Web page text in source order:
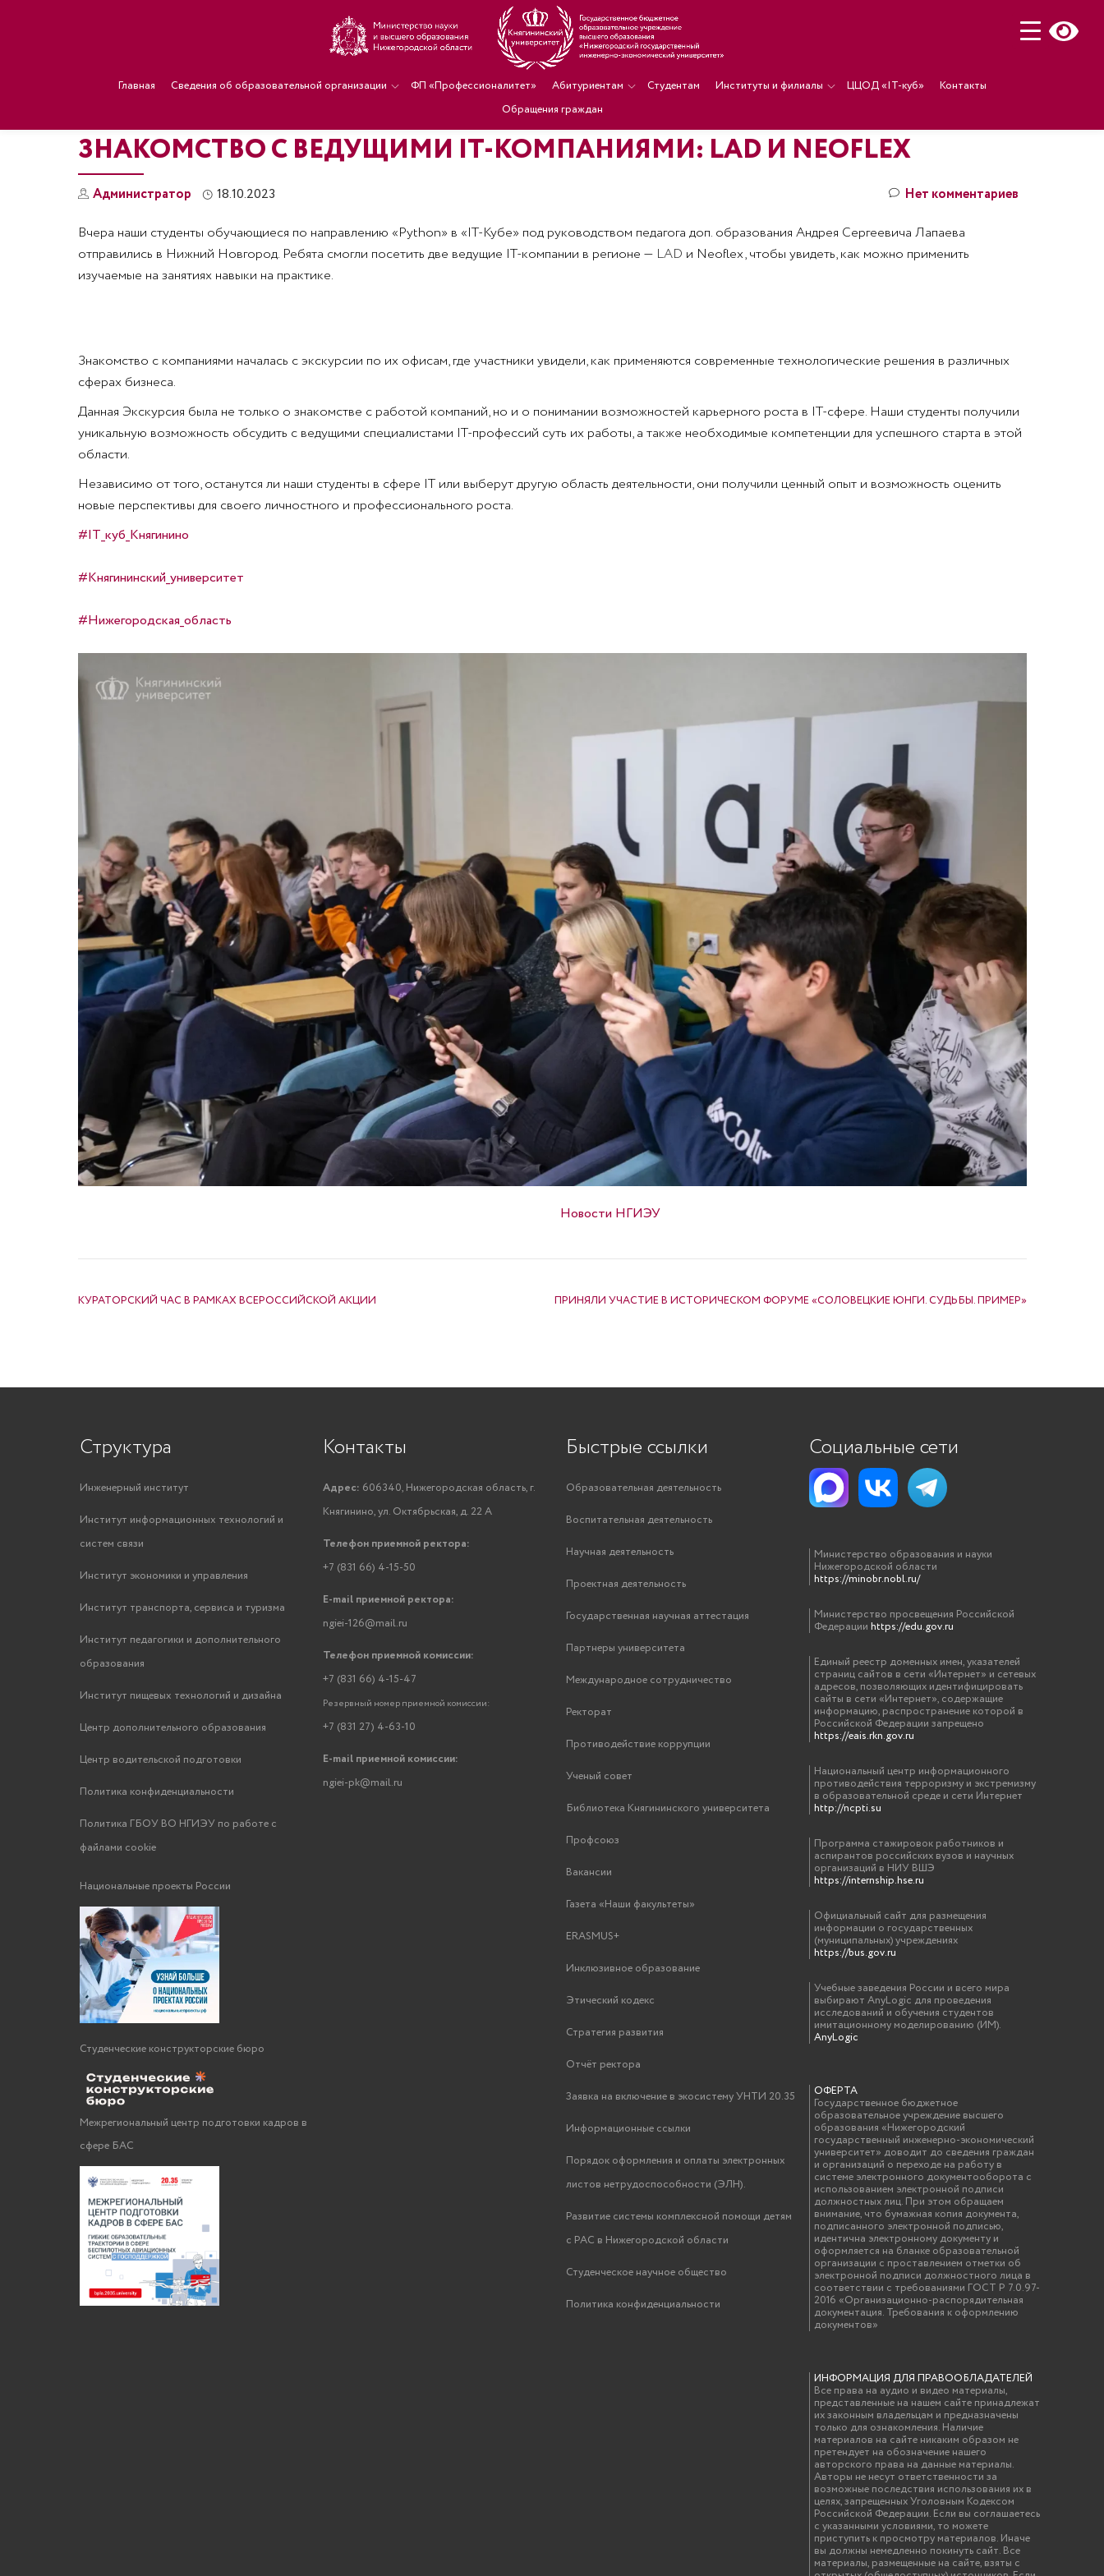
Главная Сведения об образовательной организации ФП «Профессионалитет» Абитуриентам Студентам Институты и филиалы ЦЦОД «IT-куб»
Контакты
Обращения граждан
ЗНАКОМСТВО С ВЕДУЩИМИ IT-КОМПАНИЯМИ: LAD И NEOFLEX
Администратор 18.10.2023 Нет комментариев
Вчера наши студенты обучающиеся по направлению «Python» в «IT-Кубе» под руководством педагога доп. образования Андрея Сергеевича Лапаева
отправились в Нижний Новгород. Ребята смогли посетить две ведущие IT-компании в регионе — LAD и Neoflex, чтобы увидеть, как можно применить
изучаемые на занятиях навыки на практике.
Знакомство с компаниями началась с экскурсии по их офисам, где участники увидели, как применяются современные технологические решения в различных
сферах бизнеса.
Данная Экскурсия была не только о знакомстве с работой компаний, но и о понимании возможностей карьерного роста в IT-сфере. Наши студенты получили
уникальную возможность обсудить с ведущими специалистами IT-профессий суть их работы, а также необходимые компетенции для успешного старта в этой
области.
Независимо от того, останутся ли наши студенты в сфере IT или выберут другую область деятельности, они получили ценный опыт и возможность оценить
новые перспективы для своего личностного и профессионального роста.
#IT_куб_Княгинино
#Княгининский_университет
#Нижегородская_область
Новости НГИЭУ
КУРАТОРСКИЙ ЧАС В РАМКАХ ВСЕРОССИЙСКОЙ АКЦИИ ПРИНЯЛИ УЧАСТИЕ В ИСТОРИЧЕСКОМ ФОРУМЕ «СОЛОВЕЦКИЕ ЮНГИ. СУДЬБЫ. ПРИМЕР»
Структура
Инженерный институт
Институт информационных технологий и
систем связи
Институт экономики и управления
Институт транспорта, сервиса и туризма
Институт педагогики и дополнительного
образования
Институт пищевых технологий и дизайна
Центр дополнительного образования
Центр водительской подготовки
Политика конфиденциальности
Политика ГБОУ ВО НГИЭУ по работе с
файлами cookie
Национальные проекты России
Студенческие конструкторские бюро
Межрегиональный центр подготовки кадров в
сфере БАС
Контакты
Адрес: 606340, Нижегородская область, г.
Княгинино, ул. Октябрьская, д. 22 А
Телефон приемной ректора:
+7 (831 66) 4-15-50
E-mail приемной ректора:
ngiei-126@mail.ru
Телефон приемной комиссии:
+7 (831 66) 4-15-47
Резервный номер приемной комиссии:
+7 (831 27) 4-63-10
E-mail приемной комиссии:
ngiei-pk@mail.ru
Быстрые ссылки
Образовательная деятельность
Воспитательная деятельность
Научная деятельность
Проектная деятельность
Государственная научная аттестация
Партнеры университета
Международное сотрудничество
Ректорат
Противодействие коррупции
Ученый совет
Библиотека Княгининского университета
Профсоюз
Вакансии
Газета «Наши факультеты»
ERASMUS+
Инклюзивное образование
Этический кодекс
Стратегия развития
Отчёт ректора
Заявка на включение в экосистему УНТИ 20.35
Информационные ссылки
Порядок оформления и оплаты электронных
листов нетрудоспособности (ЭЛН).
Развитие системы комплексной помощи детям
с РАС в Нижегородской области
Студенческое научное общество
Политика конфиденциальности
Социальные сети
Министерство образования и науки
Нижегородской области
https://minobr.nobl.ru/
Министерство просвещения Российской
Федерации https://edu.gov.ru
Единый реестр доменных имен, указателей
страниц сайтов в сети «Интернет» и сетевых
адресов, позволяющих идентифицировать
сайты в сети «Интернет», содержащие
информацию, распространение которой в
Российской Федерации запрещено
https://eais.rkn.gov.ru
Национальный центр информационного
противодействия терроризму и экстремизму
в образовательной среде и сети Интернет
http://ncpti.su
Программа стажировок работников и
аспирантов российских вузов и научных
организаций в НИУ ВШЭ
https://internship.hse.ru
Официальный сайт для размещения
информации о государственных
(муниципальных) учреждениях
https://bus.gov.ru
Учебные заведения России и всего мира
выбирают AnyLogic для проведения
исследований и обучения студентов
имитационному моделированию (ИМ).
AnyLogic
ОФЕРТА
Государственное бюджетное
образовательное учреждение высшего
образования «Нижегородский
государственный инженерно-экономический
университет» доводит до сведения граждан
и организаций о переходе на работу в
системе электронного документооборота с
использованием электронной подписи
должностных лиц. При этом обращаем
внимание, что бумажная копия документа,
подписанного электронной подписью,
идентична электронному документу и
оформляется на бланке образовательной
организации с проставлением отметки об
электронной подписи должностного лица в
соответствии с требованиями ГОСТ Р 7.0.97-
2016 «Организационно-распорядительная
документация. Требования к оформлению
документов»
ИНФОРМАЦИЯ ДЛЯ ПРАВООБЛАДАТЕЛЕЙ
Все права на аудио и видео материалы,
представленные на нашем сайте принадлежат
их законным владельцам и предназначены
только для ознакомления. Наличие
материалов на сайте никаким образом не
претендует на обозначение нашего
авторского права на данные материалы.
Авторы не несут ответственности за
возможные последствия использования их в
целях, запрещенных Уголовным Кодексом
Российской Федерации. Если вы соглашаетесь
с указанными условиями, то можете
приступить к просмотру материалов. Иначе
вы должны немедленно покинуть сайт. Все
материалы, размещенные на сайте, взяты с